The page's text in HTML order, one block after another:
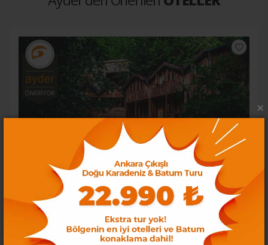
×
Loading...
Karaaslan Kamping & Bungalow Otel
İNCELE